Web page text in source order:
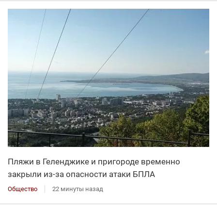
Пляжи в Геленджике и пригороде временно
закрыли из-за опасности атаки БПЛА
Общество 22 минуты назад